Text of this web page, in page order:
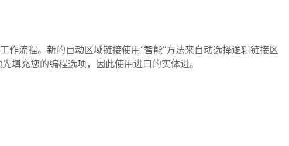
作流程。新的自动区域链接使用“智能”方法来自动选择逻辑链接区
填充您的编程选项，因此使用进口的实体进。